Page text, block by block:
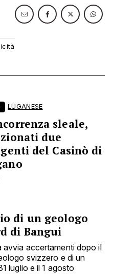
LUGANESE
sleale,
due
del Casinò di
di un geologo
di Bangui
avvia accertamenti dopo il
svizzero e di un
luglio e il 1 agosto